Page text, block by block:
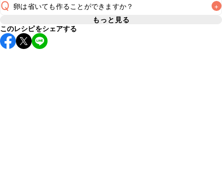
A
玉ねぎは炒めることで甘みが出るため、香ばしさと甘みのあ
るハンバーグに仕上がります。玉ねぎを炒めずに使用した場
合は、玉ねぎの水分を含むためジューシーなハンバーグに仕
Q 卵は省いても作ることができますか？ +
A
食感は変わりますが、卵は省いてもお作りいただけます。卵
を加えることでコクが出てふんわりとやわらかい食感のハン
もっと見る
このレシピをシェアする